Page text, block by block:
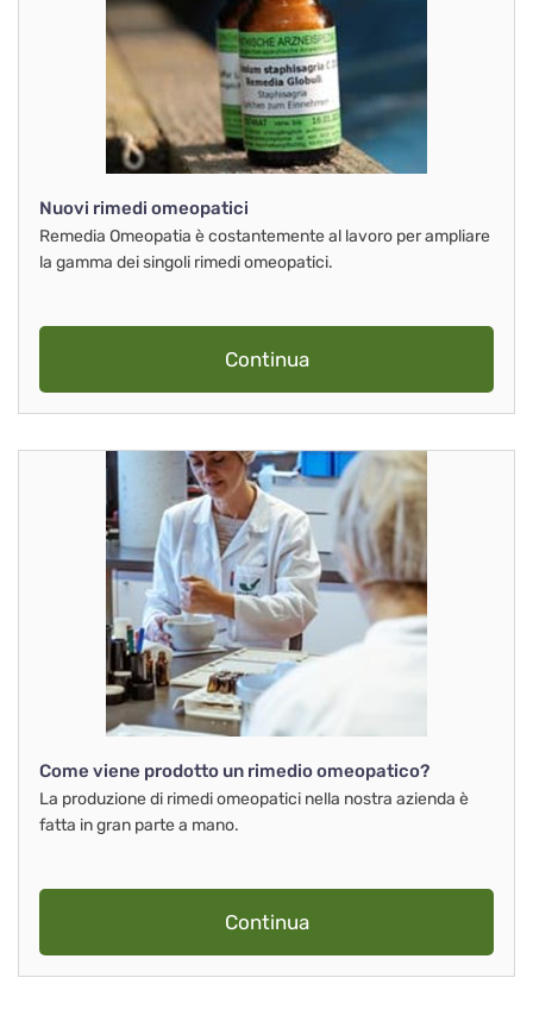
Nuovi rimedi omeopatici
Remedia Omeopatia è costantemente al lavoro per ampliare
la gamma dei singoli rimedi omeopatici.
Continua
Come viene prodotto un rimedio omeopatico?
La produzione di rimedi omeopatici nella nostra azienda è
fatta in gran parte a mano.
Continua